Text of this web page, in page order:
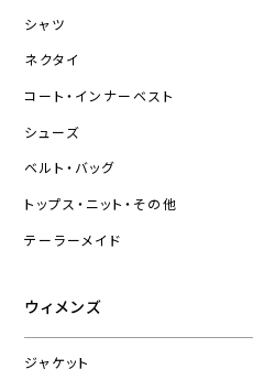
シャツ
ネクタイ
コート・インナーベスト
シューズ
ベルト・バッグ
トップス・ニット・その他
テーラーメイド
ウィメンズ
ジャケット